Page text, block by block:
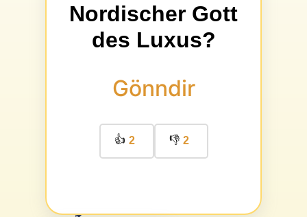
Nordischer Gott
des Luxus?
Gönndir
👍 2 👎 2